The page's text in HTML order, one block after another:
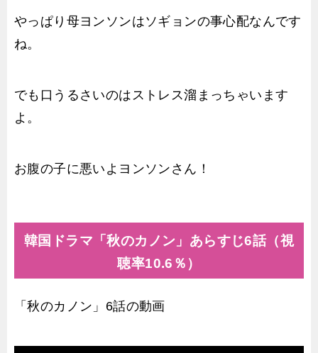
やっぱり母ヨンソンはソギョンの事心配なんです
ね。
でも口うるさいのはストレス溜まっちゃいます
よ。
お腹の子に悪いよヨンソンさん！
韓国ドラマ「秋のカノン」あらすじ6話（視
聴率10.6％）
「秋のカノン」6話の動画